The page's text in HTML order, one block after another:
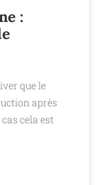
:
que le
après
cela est